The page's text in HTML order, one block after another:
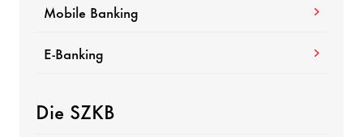
Mobile Banking
E-Banking
Die SZKB